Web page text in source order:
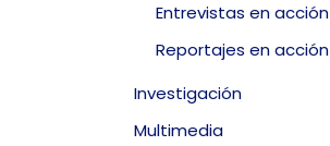
Entrevistas en acción
Reportajes en acción
Investigación
Multimedia